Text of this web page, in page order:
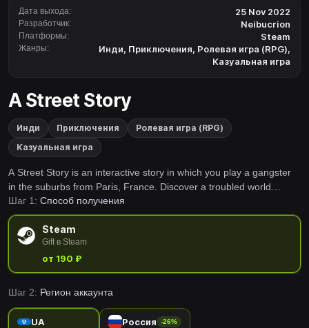
Дата выхода: 25 Nov 2022
Разработчик: Neibucrion
Платформы: Steam
Жанры: Инди, Приключения, Ролевая игра (RPG),
Казуальная игра
A Street Story
Инди Приключения
Ролевая игра (RPG)
Казуальная игра
A Street Story is an interactive story in which you play a gangster
in the suburbs from Paris, France. Discover a troubled world
mixing gangsters, cops and terrorists. Choose your own path
among those shady characters and try to survive!
Шаг 1: Способ получения
Steam
Gift в Steam
от 190 ₽
Шаг 2: Регион аккаунта
UA Россия -26%